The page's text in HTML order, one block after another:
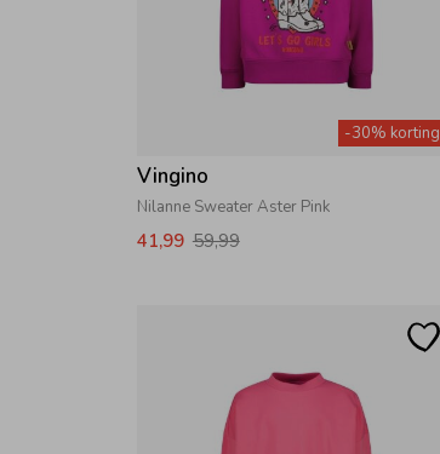
-30% korting
Vingino
Nilanne Sweater Aster Pink
41,99 59,99